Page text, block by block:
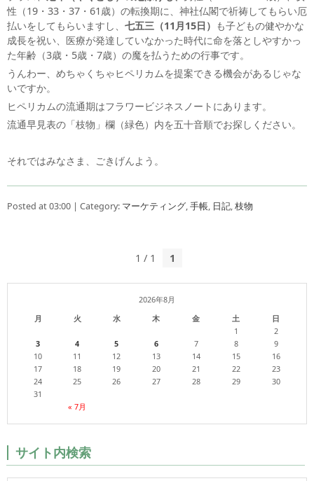
性（19・33・37・61歳）の転換期に、神社仏閣で祈祷してもらい厄
払いをしてもらいますし、 七五三（11月15日） も子どもの健やかな
成長を祝い、医療が発達していなかった時代に命を落としやすかっ
た年齢（3歳・5歳・7歳）の魔を払うための行事です。
うんわー、めちゃくちゃヒペリカムを提案できる機会があるじゃな
いですか。
ヒペリカムの流通期はフラワービジネスノートにあります。
流通早見表の「枝物」欄（緑色）内を五十音順でお探しください。
それではみなさま、ごきげんよう。
Posted at 03:00 | Category: マーケティング,手帳, 日記,枝物
1 / 1 1
2026年8月
月
火 水 木 金 土 日
« 7月
1
2
3
4 5 6 7 8
9
10
11 12 13 14 15
16
17
18 19 20 21 22
23
24
25 26 27 28 29
30
31
サイト内検索